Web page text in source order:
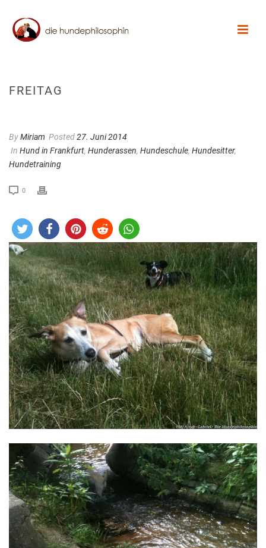
FREITAG
ByMiriam Posted27. Juni 2014
In Hund in Frankfurt, Hunderassen, Hundeschule, Hundesitter,
Hundetraining
0